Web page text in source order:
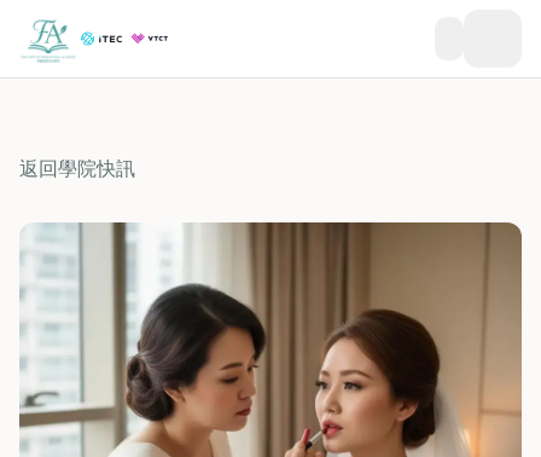
返回學院快訊